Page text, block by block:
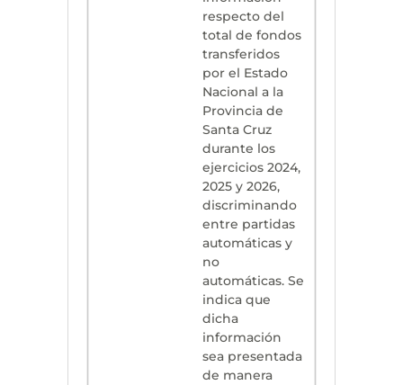
respecto del
total de fondos
transferidos
por el Estado
Nacional a la
Provincia de
Santa Cruz
durante los
ejercicios 2024,
2025 y 2026,
discriminando
entre partidas
automáticas y
no
automáticas. Se
indica que
dicha
información
sea presentada
de manera